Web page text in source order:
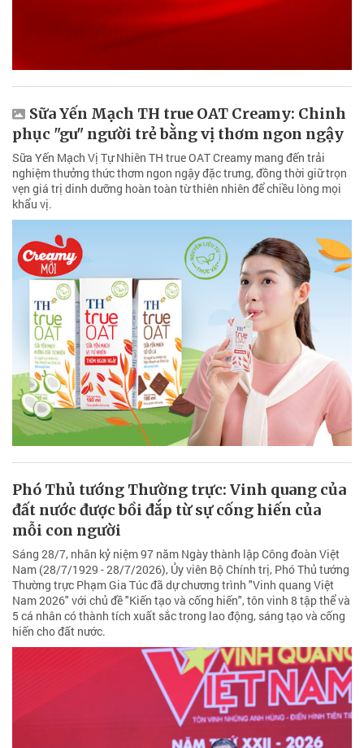
Sữa Yến Mạch TH true OAT Creamy: Chinh
phục "gu" người trẻ bằng vị thơm ngon ngậy
Sữa Yến Mạch Vị Tự Nhiên TH true OAT Creamy mang đến trải
nghiệm thưởng thức thơm ngon ngậy đặc trưng, đồng thời giữ trọn
vẹn giá trị dinh dưỡng hoàn toàn từ thiên nhiên để chiều lòng mọi
khẩu vị.
Phó Thủ tướng Thường trực: Vinh quang của
đất nước được bồi đắp từ sự cống hiến của
mỗi con người
Sáng 28/7, nhân kỷ niệm 97 năm Ngày thành lập Công đoàn Việt
Nam (28/7/1929 - 28/7/2026), Ủy viên Bộ Chính trị, Phó Thủ tướng
Thường trực Phạm Gia Túc đã dự chương trình "Vinh quang Việt
Nam 2026" với chủ đề "Kiến tạo và cống hiến", tôn vinh 8 tập thể và
5 cá nhân có thành tích xuất sắc trong lao động, sáng tạo và cống
hiến cho đất nước.